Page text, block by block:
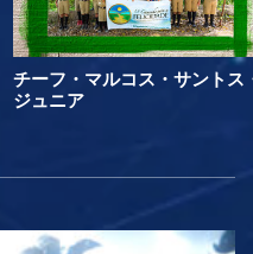
チーフ・マルコス・サントス
ジュニア